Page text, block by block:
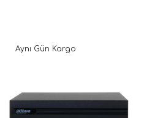
Aynı Gün Kargo